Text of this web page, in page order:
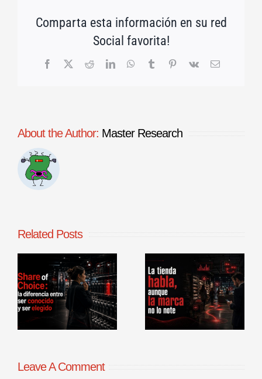
Comparta esta información en su red
Social favorita!
Facebook
X RedditLinkedInWhatsApp
TumblrPinterest
Vk Email
About the Author: Master Research
Related Posts
La tienda
habla, aunque
la marca no lo
note
Benchmarking
de procesos
comerciales en
punto de venta
Leave A Comment